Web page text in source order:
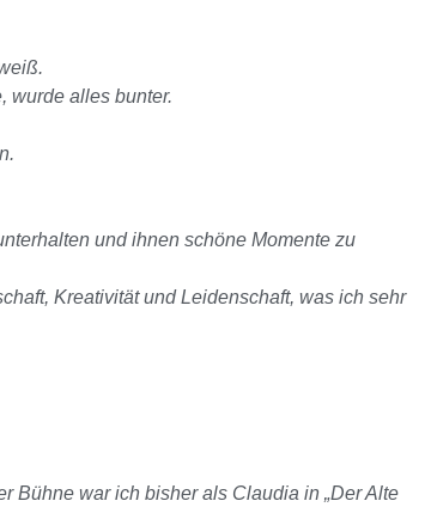
wurde alles bunter.
und ihnen schöne Momente zu
Kreativität und Leidenschaft, was ich sehr
Bühne war ich bisher als Claudia in „Der Alte